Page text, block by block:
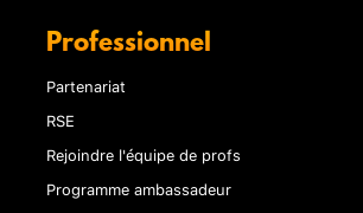
Professionnel
Partenariat
RSE
Rejoindre l'équipe de profs
Programme ambassadeur